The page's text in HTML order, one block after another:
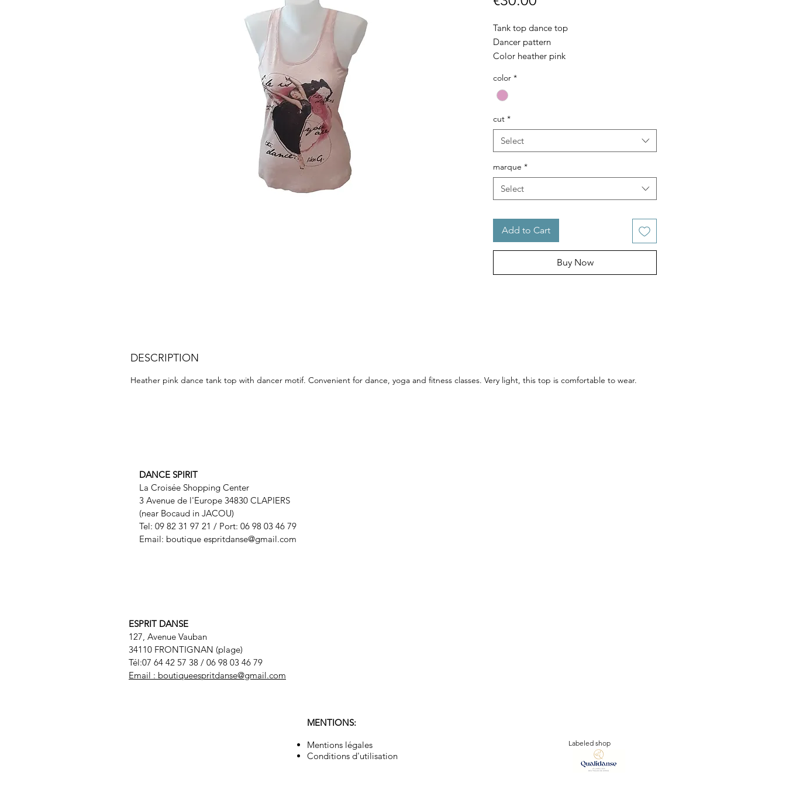
Tank top dance top
Dancer pattern
Color heather pink
color *
cut *
Select
marque *
Select
Add to Cart
Buy Now
DESCRIPTION
Heather pink dance tank top with dancer motif. Convenient for dance, yoga and fitness classes. Very light, this top is comfortable to wear.
DANCE SPIRIT
La Croisée Shopping Center
3 Avenue de l'Europe 34830 CLAPIERS
(near Bocaud in JACOU)
Tel: 09 82 31 97 21 / Port: 06 98 03 46 79
Email: boutique espritdanse@gmail.com
ESPRIT DANSE
127, Avenue Vauban
34110 FRONTIGNAN (plage)
Tél:07 64 42 57 38 / 06 98 03 46 79
Email : boutiqueespritdanse@gmail.com
MENTIONS:
Mentions légales
Conditions d'utilisation
Labeled shop